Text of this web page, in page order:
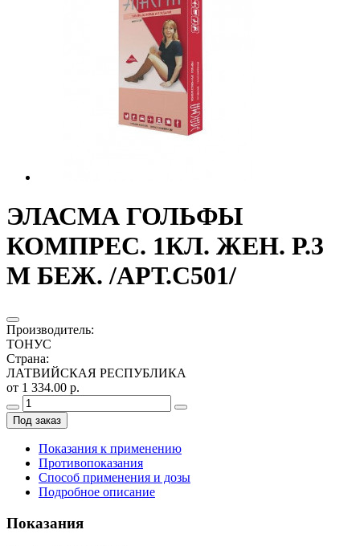
ЭЛАСМА ГОЛЬФЫ
КОМПРЕС. 1КЛ. ЖЕН. Р.3
M БЕЖ. /АРТ.С501/
Производитель:
ТОНУС
Страна:
ЛАТВИЙСКАЯ РЕСПУБЛИКА
от 1 334.00 р.
Под заказ
Показания к применению
Противопоказания
Способ применения и дозы
Подробное описание
Показания